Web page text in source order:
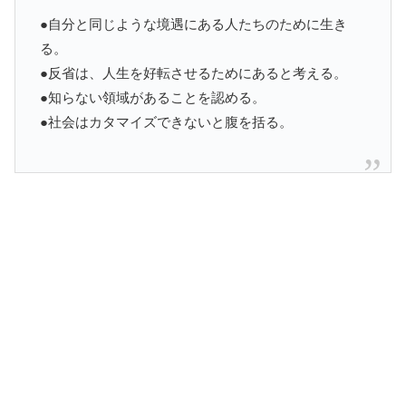
●自分と同じような境遇にある人たちのために生き
る。
●反省は、人生を好転させるためにあると考える。
●知らない領域があることを認める。
●社会はカタマイズできないと腹を括る。